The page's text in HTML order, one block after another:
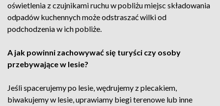
oświetlenia z czujnikami ruchu w pobliżu miejsc składowania
odpadów kuchennych może odstraszać wilki od
podchodzenia w ich pobliże.
A jak powinni zachowywać się turyści czy osoby
przebywające w lesie?
Jeśli spacerujemy po lesie, wędrujemy z plecakiem,
biwakujemy w lesie, uprawiamy biegi terenowe lub inne